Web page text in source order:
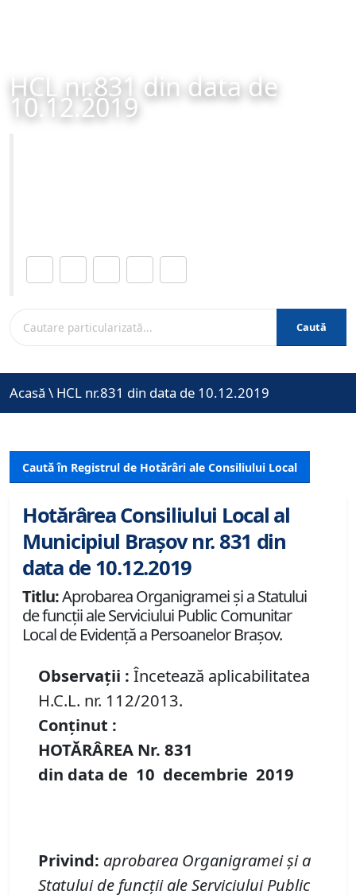
HCL nr.831 din data de
10.12.2019
Caută
Acasă \ HCL nr.831 din data de 10.12.2019
Caută în Registrul de Hotărâri ale Consiliului Local
Hotărârea Consiliului Local al
Municipiul Brașov nr. 831 din
data de 10.12.2019
Titlu:Aprobarea Organigramei și a Statului
de funcții ale Serviciului Public Comunitar
Local de Evidență a Persoanelor Brașov.
Observații : Încetează aplicabilitatea
H.C.L. nr. 112/2013.
Conținut :
HOTĂRÂREA Nr. 831
din data de 10 decembrie 2019
Privind: aprobarea Organigramei și a
Statului de funcții ale Serviciului Public